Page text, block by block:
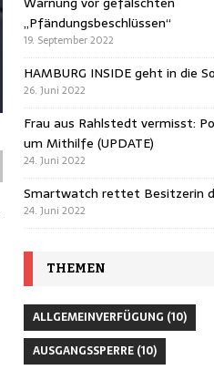
„Pfändungsbeschlüssen“
19. September 2022
HAMBURG INSIDE geht in die
26. Juni 2022
Frau aus Rahlstedt vermisst:
um Mithilfe (UPDATE)
24. Juni 2022
Smartwatch rettet Besitzerin
24. Juni 2022
THEMEN
ALLGEMEINVERFÜGUNG (10)
AUSGANGSSPERRE(10)